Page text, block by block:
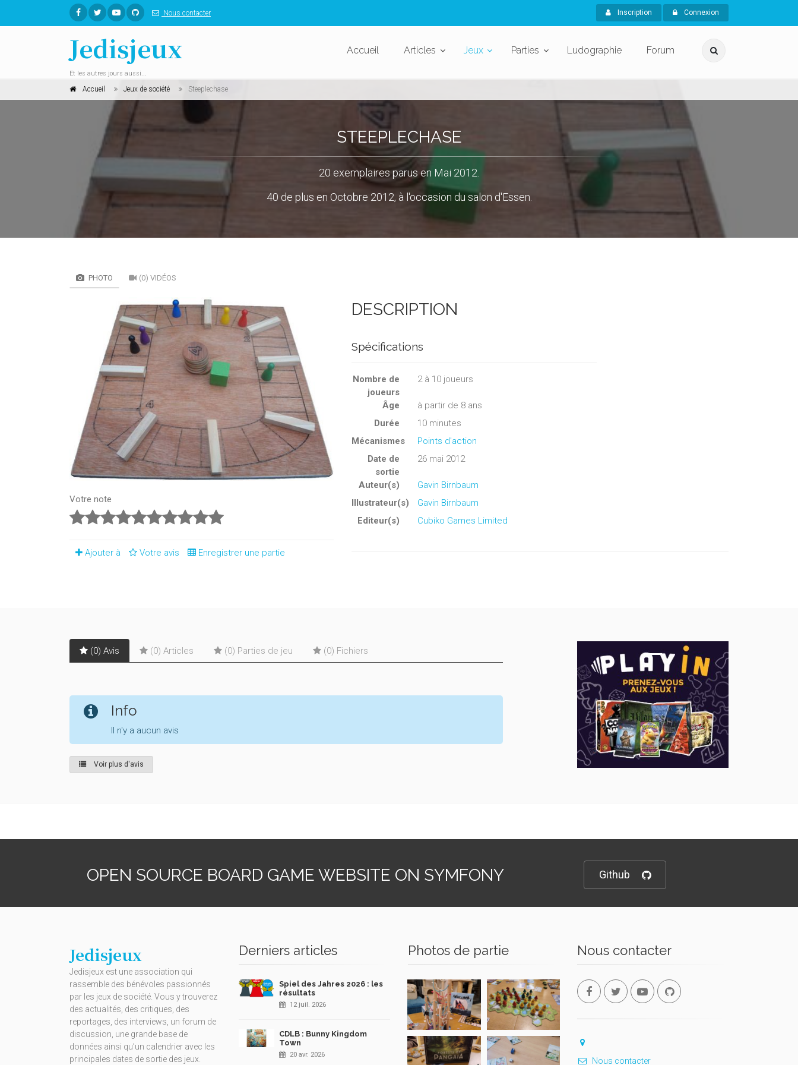
Nous contacter Inscription Connexion
Jedisjeux
Et les autres jours aussi...
Accueil Articles Jeux Parties Ludographie Forum
Accueil Jeux de société Steeplechase
STEEPLECHASE
20 exemplaires parus en Mai 2012.
40 de plus en Octobre 2012, à l'occasion du salon d'Essen.
PHOTO (0) VIDÉOS
Votre note
Ajouter à Votre avis Enregistrer une partie
DESCRIPTION
Spécifications
Nombre de
joueurs
2à 10joueurs
Âge
à partir de 8 ans
Durée
10 minutes
Mécanismes
Points d'action
Date de
sortie
26 mai 2012
Auteur(s)
Gavin Birnbaum
Illustrateur(s)
Gavin Birnbaum
Editeur(s)
Cubiko Games Limited
(0) Avis (0) Articles (0) Parties de jeu (0) Fichiers
Info
Il n'y a aucun avis
Voir plus d'avis
OPEN SOURCE BOARD GAME WEBSITE ON SYMFONY Github
Jedisjeux
Jedisjeux est une association qui
rassemble des bénévoles passionnés
par les jeux de société. Vous y trouverez
des actualités, des critiques, des
reportages, des interviews, un forum de
discussion, une grande base de
données ainsi qu’un calendrier avec les
principales dates de sortie des jeux.
Derniers articles
Spiel des Jahres 2026 : les
résultats
12 juil. 2026
CDLB : Bunny Kingdom
Town
20 avr. 2026
Photos de partie Nous contacter
Nous contacter